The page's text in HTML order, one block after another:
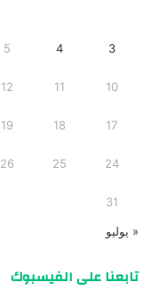
3
4
5
10
11
12
17
18
19
24
25
26
31
« يوليو
تابعنا على الفيسبوك